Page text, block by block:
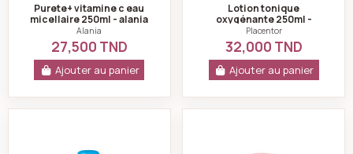
Purete+ vitamine c eau
micellaire 250ml - alania
Alania
27,500 TND
Ajouter au panier
Lotion tonique
oxygénante 250ml -
Placentor
Placentor
32,000 TND
Ajouter au panier